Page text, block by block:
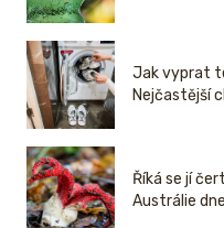
Jak vyprat
Nejčastější
Říká se jí
Austrálie